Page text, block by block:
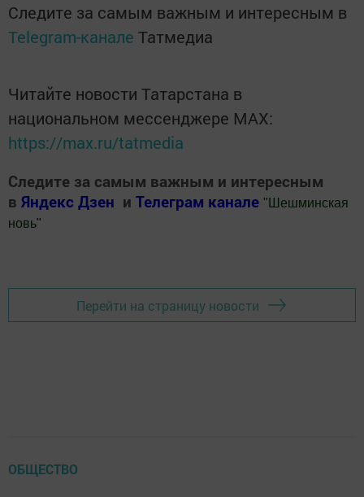
Следите за самым важным и интересным в
Telegram-канале Татмедиа
Читайте новости Татарстана в
национальном мессенджере MАХ:
https://max.ru/tatmedia
Следите за самым важным и интересным
в Яндекс Дзен и Телеграм канале " Шешминская
новь"
Перейти на страницу новости
ОБЩЕСТВО